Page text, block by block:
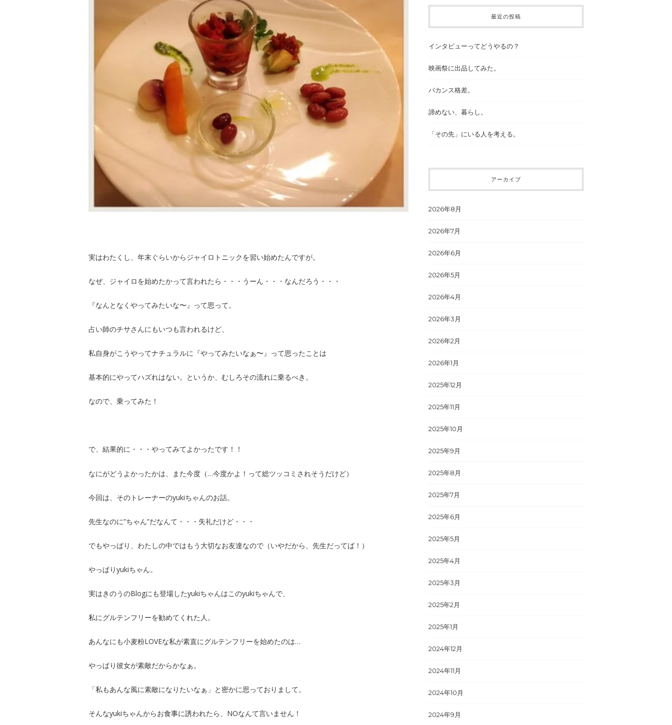
実はわたくし、年末ぐらいからジャイロトニックを習い始めたんですが。
なぜ、ジャイロを始めたかって言われたら・・・うーん・・・なんだろう・・・
『なんとなくやってみたいな〜』って思って。
占い師のチサさんにもいつも言われるけど、
私自身がこうやってナチュラルに『やってみたいなぁ〜』って思ったことは
基本的にやってハズれはない。というか、むしろその流れに乗るべき。
なので、乗ってみた！
で、結果的に・・・やってみてよかったです！！
なにがどうよかったかは、また今度（…今度かよ！って総ツッコミされそうだけど）
今回は、そのトレーナーのyukiちゃんのお話。
先生なのに”ちゃん”だなんて・・・失礼だけど・・・
でもやっぱり、わたしの中ではもう大切なお友達なので（いやだから、先生だってば！）
やっぱりyukiちゃん。
実はきのうのBlogにも登場したyukiちゃんはこのyukiちゃんで、
私にグルテンフリーを勧めてくれた人。
あんなにも小麦粉LOVEな私が素直にグルテンフリーを始めたのは…
やっぱり彼女が素敵だからかなぁ。
「私もあんな風に素敵になりたいなぁ」と密かに思っておりまして。
そんなyukiちゃんからお食事に誘われたら、NOなんて言いません！
最近の投稿
インタビューってどうやるの？
映画祭に出品してみた。
バカンス格差。
諦めない、暮らし。
「その先」にいる人を考える。
アーカイブ
2026年8月
2026年7月
2026年6月
2026年5月
2026年4月
2026年3月
2026年2月
2026年1月
2025年12月
2025年11月
2025年10月
2025年9月
2025年8月
2025年7月
2025年6月
2025年5月
2025年4月
2025年3月
2025年2月
2025年1月
2024年12月
2024年11月
2024年10月
2024年9月